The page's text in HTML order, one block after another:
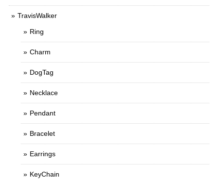
TravisWalker
Ring
Charm
DogTag
Necklace
Pendant
Bracelet
Earrings
KeyChain